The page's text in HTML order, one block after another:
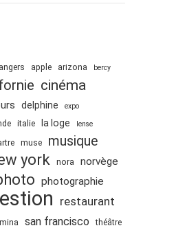
angers apple arizona bercy
cinéma
delphine expo
italie la loge lense
muse musique
york nora norvège
photographie
restaurant
san francisco théâtre